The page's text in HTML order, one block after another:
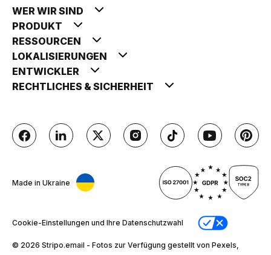
WER WIR SIND
PRODUKT
RESSOURCEN
LOKALISIERUNGEN
ENTWICKLER
RECHTLICHES & SICHERHEIT
Made in Ukraine
Cookie-Einstellungen und Ihre Datenschutzwahl
© 2026 Stripо.email - Fotos zur Verfügung gestellt von Pexels,